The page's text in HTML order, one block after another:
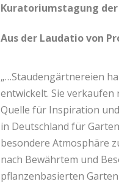
Kuratoriumstagung
Aus der Laudatio von
„…Staudengärtnereien
entwickelt. Sie
Quelle für Inspiration
in Deutschland für
besondere Atmosphäre
nach Bewährtem und
pflanzenbasierten